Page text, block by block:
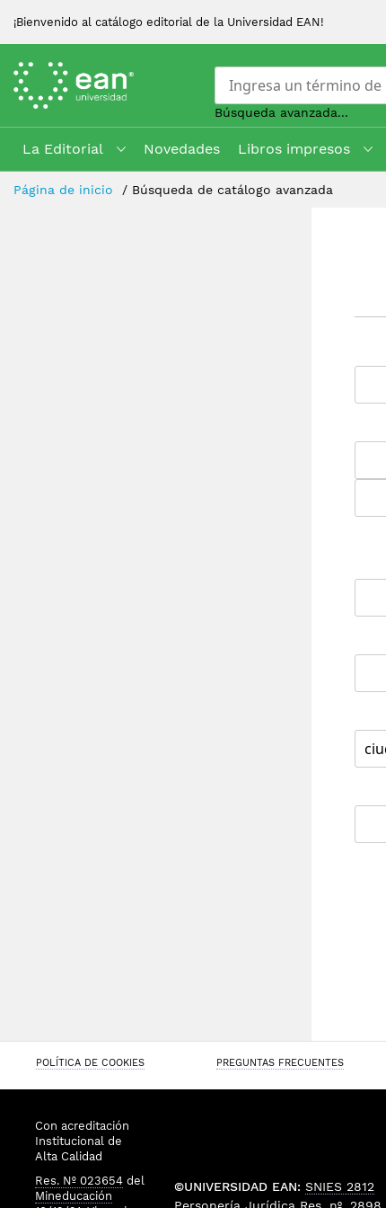
¡Bienvenido al catálogo editorial de la Universidad EAN!
Búsqueda avanzada...
La Editorial Novedades Libros impresos
Skip
Página de inicio Búsqueda de catálogo avanzada
POLÍTICA DE COOKIES PREGUNTAS FRECUENTES
Con acreditación
Institucional de
Alta Calidad
Res. Nº 023654 del
Mineducación
©UNIVERSIDAD EAN: SNIES 2812